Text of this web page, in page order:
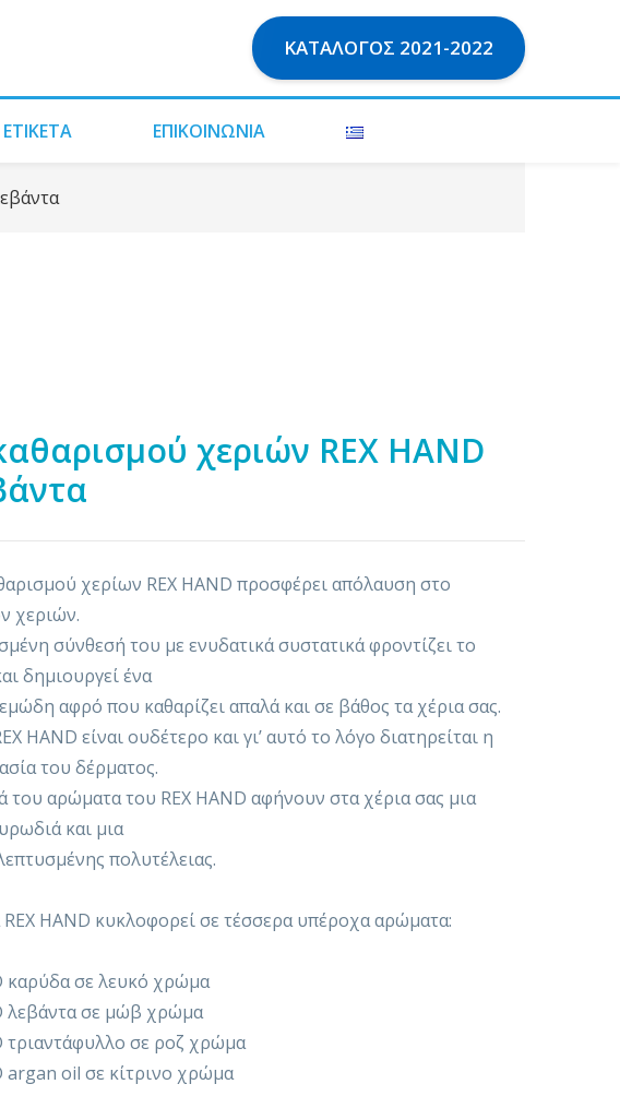
ΚΑΤΆΛΟΓΟΣ 2021-2022
ΕΠΙΚΟΙΝΩΝΊΑ
χεριών REX HAND
χερίων REX HAND προσφέρει απόλαυση στο
χεριών.
σύνθεσή του με ενυδατικά συστατικά φροντίζει το
δημιουργεί ένα
αφρό που καθαρίζει απαλά και σε βάθος τα χέρια σας.
HAND είναι ουδέτερο και γι’ αυτό το λόγο διατηρείται η
του δέρματος.
του αρώματα του REX HAND αφήνουν στα χέρια σας μια
και μια
πολυτέλειας.
REX HAND κυκλοφορεί σε τέσσερα υπέροχα αρώματα:
καρύδα σε λευκό χρώμα
λεβάντα σε μώβ χρώμα
τριαντάφυλλο σε ροζ χρώμα
argan oil σε κίτρινο χρώμα